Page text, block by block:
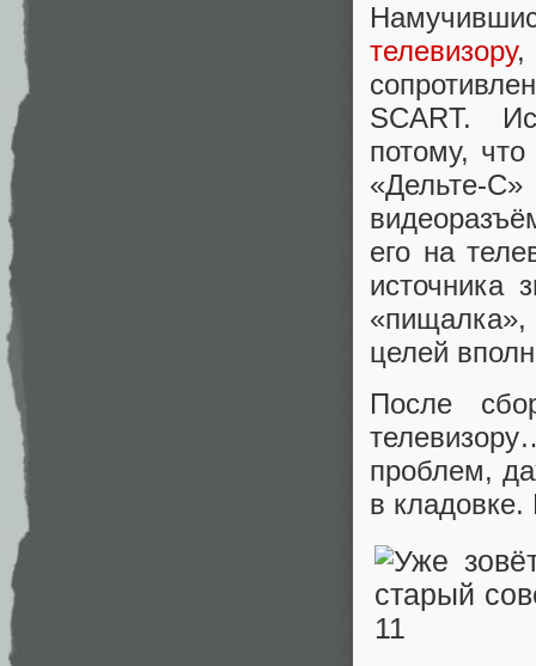
телевизору,
SCART.
потому,
«Дельте-
его на
источника
целей
После
проблем,
в кладовке.